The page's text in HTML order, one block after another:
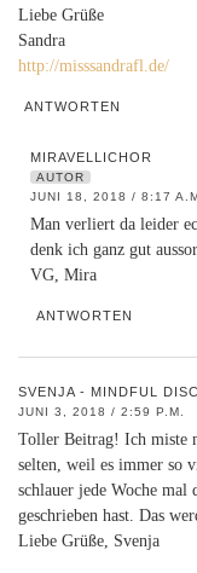
Liebe Grüße
Sandra
http://misssandrafl.de/
ANTWORTEN
MIRAVELLICHOR
AUTOR
JUNI 18, 2018 / 8:17
Man verliert da leider
denk ich ganz gut
VG, Mira
ANTWORTEN
SVENJA - MINDFUL
JUNI 3, 2018 / 2:59 P.M.
Toller Beitrag! Ich miste
selten, weil es immer so
schlauer jede Woche
geschrieben hast. Das
Liebe Grüße, Svenja